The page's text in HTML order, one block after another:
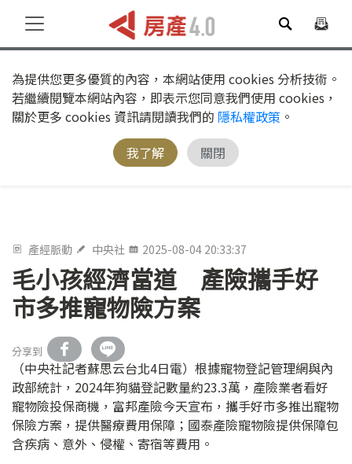
為提供您更多優質的內容，本網站使用 cookies 分析技術。
若繼續閱覽本網站內容，即表示您同意我們使用 cookies，
關於更多 cookies 資訊請閱讀我們的 隱私權政策 。
我了解
關閉
產經脈動 中央社 2025-08-04 20:33:37
毛小孩經濟當道 產險攜手好
市多推寵物險方案
分享到
（中央社記者蘇思云台北4日電）根據寵物登記管理網與內
政部統計，2024年狗貓登記數量約23.3萬，產險業者看好
寵物險投保商機，富邦產險今天宣布，攜手好市多推出寵物
保險方案，提供醫療費用保障；國泰產險寵物險提供保障包
含疾病、意外、侵權、寄宿等費用。